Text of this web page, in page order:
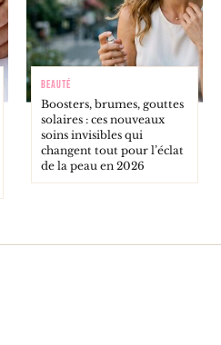
BEAUTÉ
Boosters, brumes, gouttes
solaires : ces nouveaux
soins invisibles qui
changent tout pour l’éclat
de la peau en 2026